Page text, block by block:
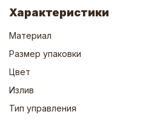
Характеристики
Материал
Размер упаковки
Цвет
Излив
Тип управления